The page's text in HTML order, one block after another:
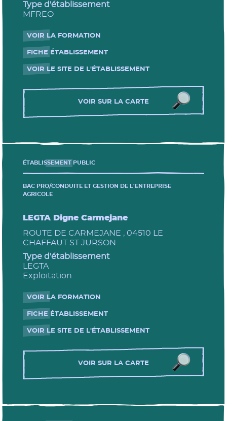
Type d'établissement
MFREO
VOIR LA FORMATION
- Nouvelle fenêtre
FICHE ÉTABLISSEMENT
- Nouvelle fenêtre
VOIR LE SITE DE L'ÉTABLISSEMENT
- Nouvelle fenêtre
VOIR SUR LA CARTE
ÉTABLISSEMENT PUBLIC
BAC PRO/CONDUITE ET GESTION DE L'ENTREPRISE
AGRICOLE
LEGTA Digne Carmejane
ROUTE DE CARMEJANE , 04510 LE
CHAFFAUT ST JURSON
Type d'établissement
LEGTA
Exploitation
VOIR LA FORMATION
- Nouvelle fenêtre
FICHE ÉTABLISSEMENT
- Nouvelle fenêtre
VOIR LE SITE DE L'ÉTABLISSEMENT
- Nouvelle fenêtre
VOIR SUR LA CARTE